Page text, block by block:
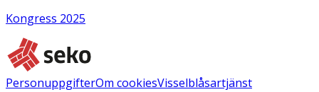
Kongress 2025
PersonuppgifterOm cookiesVisselblåsartjänst